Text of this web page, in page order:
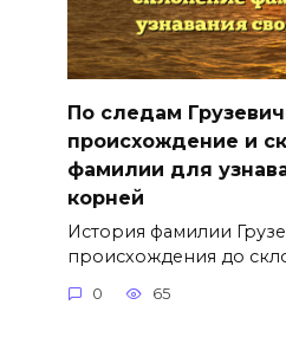
По следам
происхождение и
фамилии для
корней
История фамилии
происхождения до
0 65